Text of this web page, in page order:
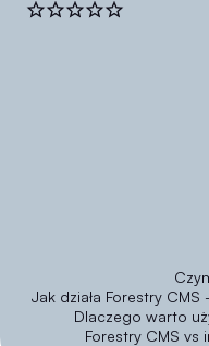
Jak działa Forestry
Dlaczego warto
Forestry CMS vs